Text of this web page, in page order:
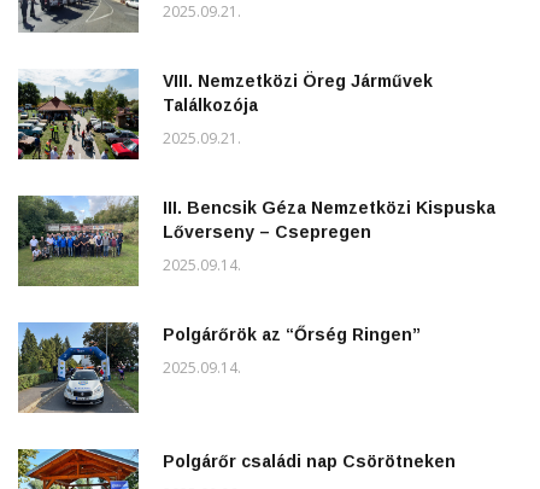
2025.09.21.
VIII. Nemzetközi Öreg Járművek
Találkozója
2025.09.21.
III. Bencsik Géza Nemzetközi Kispuska
Lőverseny – Csepregen
2025.09.14.
Polgárőrök az “Őrség Ringen”
2025.09.14.
Polgárőr családi nap Csörötneken